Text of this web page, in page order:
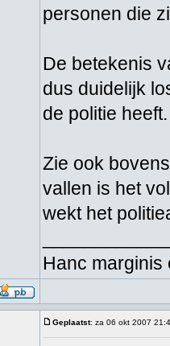
personen die
De betekenis
dus duidelijk
de politie heeft.
Zie ook
vallen is het
wekt het
Hanc marginis
Geplaatst: za 06 okt 2007